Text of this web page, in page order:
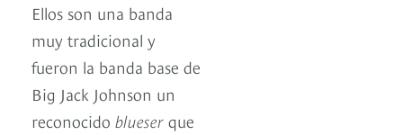
Ellos son una banda
muy tradicional y
fueron la banda base de
Big Jack Johnson un
reconocido blueser que